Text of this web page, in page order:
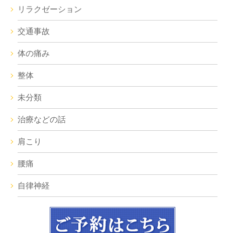
リラクゼーション
交通事故
体の痛み
整体
未分類
治療などの話
肩こり
腰痛
自律神経